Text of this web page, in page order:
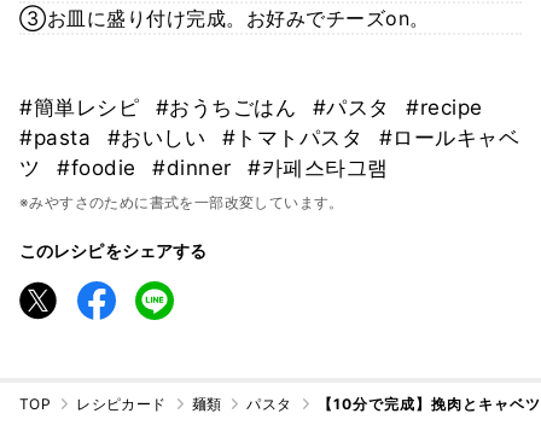
③お皿に盛り付け完成。お好みでチーズon。
#簡単レシピ #おうちごはん #パスタ
#recipe
#pasta
#おいしい #トマトパスタ
#ロールキャベ
ツ
#foodie #dinner #카페스타그램
※みやすさのために書式を一部改変しています。
このレシピをシェアする
TOP レシピカード 麺類 パスタ 【10分で完成】挽肉とキャベ